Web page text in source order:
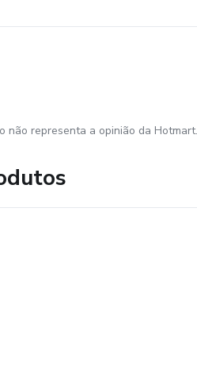
não representa a opinião da